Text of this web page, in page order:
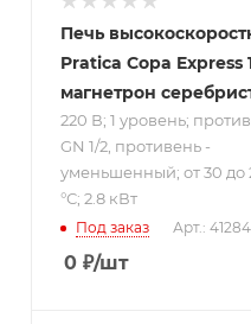
Печь
Pratica Copa Expres s
магнетрон
220 В; 1 уровень;
GN 1/2, противень -
уменьшенный; от 30 до
°С; 2.8 кВт
Под заказ Арт.:
0 ₽/шт